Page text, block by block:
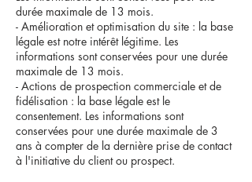
durée maximale de 13 mois.
- Amélioration et optimisation du site : la base
légale est notre intérêt légitime. Les
informations sont conservées pour une durée
maximale de 13 mois.
- Actions de prospection commerciale et de
fidélisation : la base légale est le
consentement. Les informations sont
conservées pour une durée maximale de 3
ans à compter de la dernière prise de contact
à l'initiative du client ou prospect.